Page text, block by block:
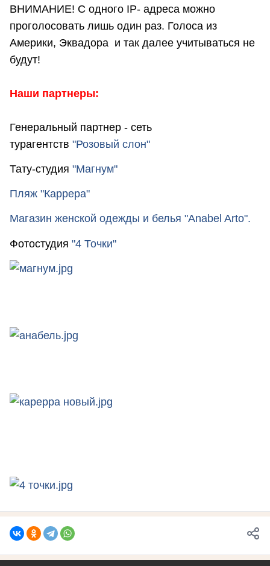
ВНИМАНИЕ! С одного IP- адреса можно
проголосовать лишь один раз. Голоса из
Америки, Эквадора и так далее учитываться не
будут!
Наши партнеры:
Генеральный партнер - сеть
турагентств "Розовый слон"
Тату-студия "Магнум"
Пляж "Каррера"
Магазин женской одежды и белья "Anabel Arto".
Фотостудия "4 Точки"